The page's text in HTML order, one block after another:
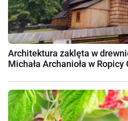
Architektura zaklęta w
Michała Archanioła w Ropicy